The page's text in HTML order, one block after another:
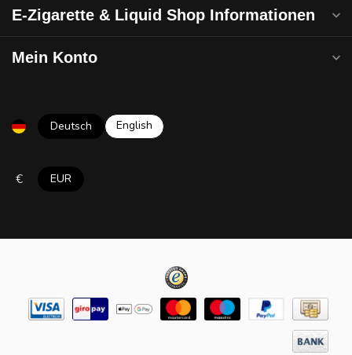
E-Zigarette & Liquid Shop Informationen
Mein Konto
Deutsch English
€ EUR